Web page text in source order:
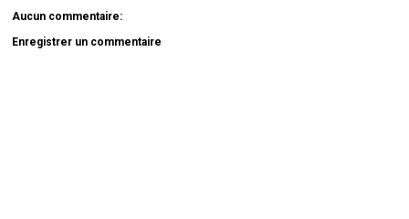
Aucun commentaire:
Enregistrer un commentaire